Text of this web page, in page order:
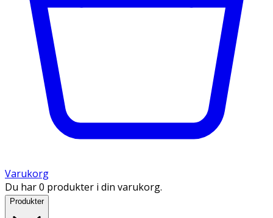
Varukorg
Du har 0 produkter i din varukorg.
Produkter